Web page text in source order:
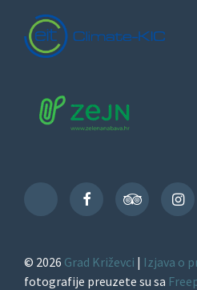
TikTok
Facebook
© 2026 Grad Križevci | Izjava o
fotografije preuzete su sa